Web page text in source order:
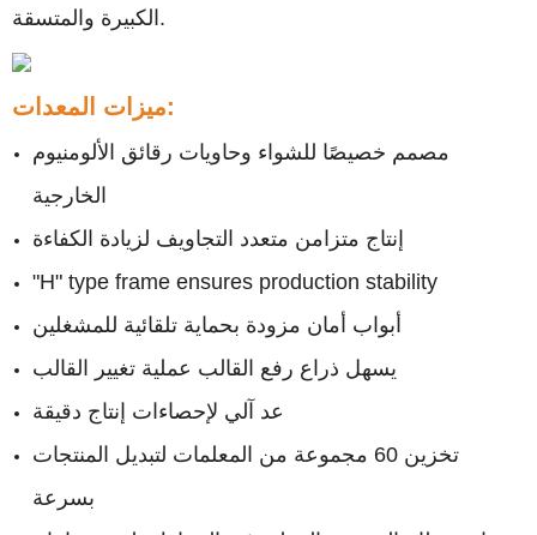
الكبيرة والمتسقة.
ميزات المعدات:
مصمم خصيصًا للشواء وحاويات رقائق الألومنيوم
الخارجية
إنتاج متزامن متعدد التجاويف لزيادة الكفاءة
"H" type frame ensures production stability
أبواب أمان مزودة بحماية تلقائية للمشغلين
يسهل ذراع رفع القالب عملية تغيير القالب
عد آلي لإحصاءات إنتاج دقيقة
تخزين 60 مجموعة من المعلمات لتبديل المنتجات
بسرعة